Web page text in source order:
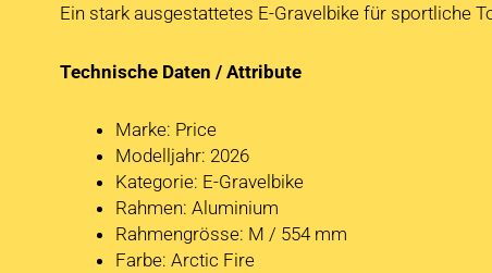
Ein stark ausgestattetes E-Gravelbike für sportliche
Technische Daten / Attribute
Marke: Price
Modelljahr: 2026
Kategorie: E-Gravelbike
Rahmen: Aluminium
Rahmengrösse: M / 554 mm
Farbe: Arctic Fire